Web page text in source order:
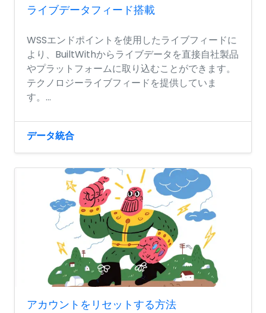
ライブデータフィード搭載
WSSエンドポイントを使用したライブフィードに
より、BuiltWithからライブデータを直接自社製品
やプラットフォームに取り込むことができます。
テクノロジーライブフィードを提供していま
す。...
データ統合
アカウントをリセットする方法